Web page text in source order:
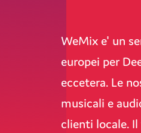
WeMix e' un
europei per
eccetera. Le
musicali e
clienti locale.